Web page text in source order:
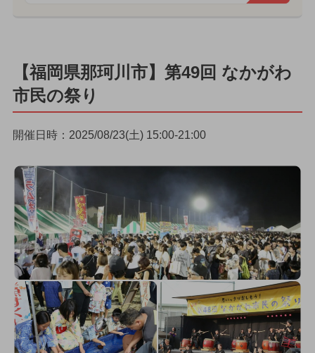
【福岡県那珂川市】第49回 なかがわ
市民の祭り
開催日時：2025/08/23(土) 15:00-21:00